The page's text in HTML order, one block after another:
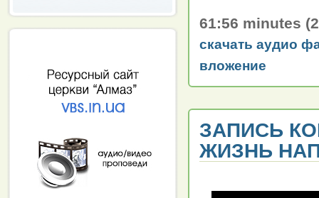
61:56 minutes
скачать аудио
вложение
ЗАПИСЬ
ЖИЗНЬ